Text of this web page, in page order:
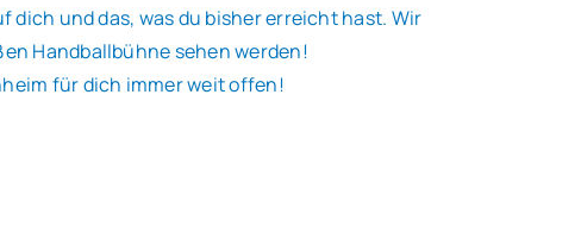
dich und das, was du bisher erreicht hast. Wir
Handballbühne sehen werden!
für dich immer weit offen!